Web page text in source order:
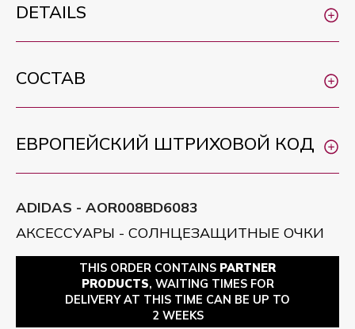
DETAILS
СОСТАВ
ЕВРОПЕЙСКИЙ ШТРИХОВОЙ КОД
ADIDAS - AOR008BD6083
АКСЕССУАРЫ - СОЛНЦЕЗАЩИТНЫЕ ОЧКИ
THIS ORDER CONTAINS PARTNER
PRODUCTS, WAITING TIMES FOR
DELIVERY AT THIS TIME CAN BE UP TO
2 WEEKS